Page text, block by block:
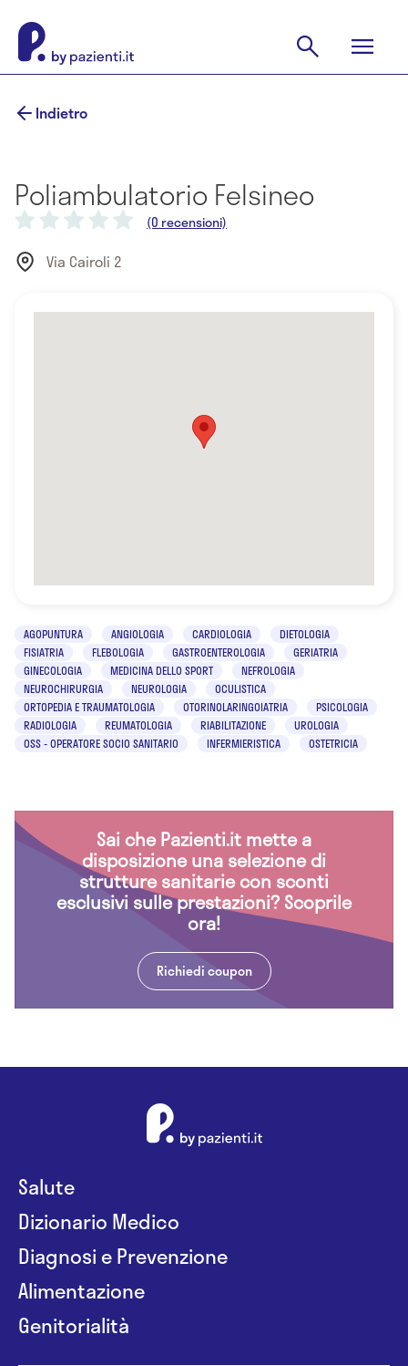
Indietro
Poliambulatorio Felsineo
(0 recensioni)
Via Cairoli 2
AGOPUNTURA ANGIOLOGIA CARDIOLOGIA
DIETOLOGIA
FISIATRIA
FLEBOLOGIA GASTROENTEROLOGIA
GERIATRIA
GINECOLOGIA
MEDICINA DELLO SPORT
NEFROLOGIA
NEUROCHIRURGIA
NEUROLOGIA
OCULISTICA
ORTOPEDIA E TRAUMATOLOGIA
OTORINOLARINGOIATRIA
PSICOLOGIA
RADIOLOGIA
REUMATOLOGIA RIABILITAZIONE
UROLOGIA
OSS - OPERATORE SOCIO SANITARIO
INFERMIERISTICA OSTETRICIA
Sai che Pazienti.it mette a
disposizione una selezione di
strutture sanitarie con sconti
esclusivi sulle prestazioni? Scoprile
ora!
Richiedi coupon
Salute
Dizionario Medico
Diagnosi e Prevenzione
Alimentazione
Genitorialità